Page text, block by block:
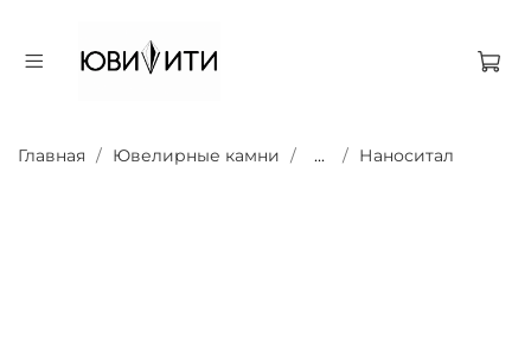
Главная Ювелирные камни ... Наноситал